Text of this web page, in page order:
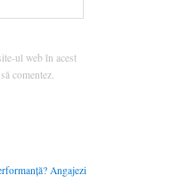
ul web în acest
comentez.
Angajezi